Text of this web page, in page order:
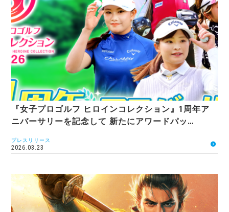
『女子プロゴルフ ヒロインコレクション』1周年ア
ニバーサリーを記念して 新たにアワードパッ…
プレスリリース
2026.03.23